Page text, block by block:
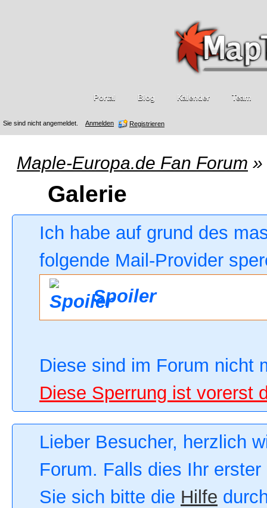
Sie sind nicht angemeldet. Anmelden Registrieren
Portal Blog Kalender Team
Maple-Europa.de Fan Forum »
Galerie
Ich habe auf grund des
folgende Mail-Provider
Spoiler
Diese sind im Forum nicht
Diese Sperrung ist vorerst
Lieber Besucher, herzlich
Forum. Falls dies Ihr
Sie sich bitte die Hilfe